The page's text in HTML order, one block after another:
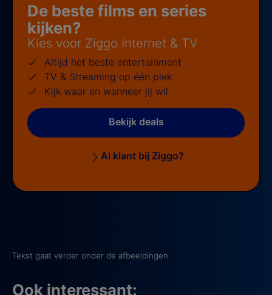
De beste films en series
kijken?
Kies voor Ziggo Internet & TV
Altijd het beste entertainment
TV & Streaming op één plek
Kijk waar en wanneer jij wil
Bekijk deals
Al klant bij Ziggo?
Tekst gaat verder onder de afbeeldingen
Ook interessant: